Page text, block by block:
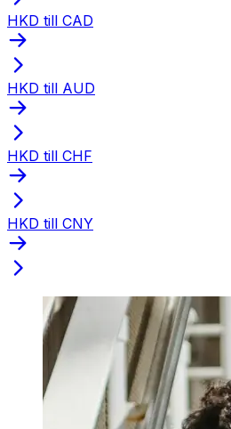
HKD till CAD
HKD till AUD
HKD till CHF
HKD till CNY